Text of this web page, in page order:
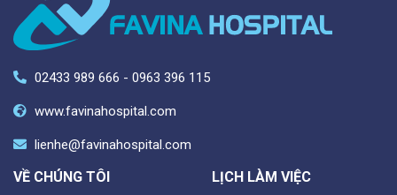
02433 989 666 - 0963 396 115
www.favinahospital.com
lienhe@favinahospital.com
VỀ CHÚNG TÔI LỊCH LÀM VIỆC